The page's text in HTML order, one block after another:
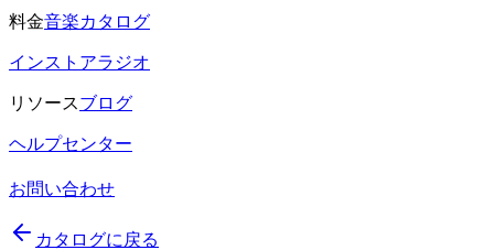
料金音楽カタログ
インストアラジオ
リソースブログ
ヘルプセンター
お問い合わせ
カタログに戻る